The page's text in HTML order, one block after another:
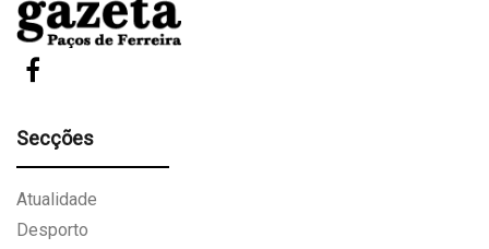
Secções
Atualidade
Desporto